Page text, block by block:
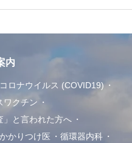
内
ロナウイルス (COVID19)
ワクチン
」と言われた方へ
かりつけ医
循環器内科